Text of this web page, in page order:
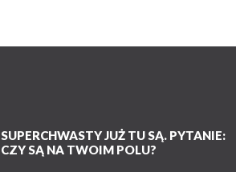
SUPERCHWASTY JUŻ TU SĄ. PYTANIE:
CZY SĄ NA TWOIM POLU?